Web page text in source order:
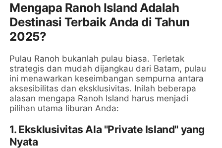
Mengapa Ranoh Island Adalah
Destinasi Terbaik Anda di Tahun
2025?
Pulau Ranoh bukanlah pulau biasa. Terletak
strategis dan mudah dijangkau dari Batam, pulau
ini menawarkan keseimbangan sempurna antara
aksesibilitas dan eksklusivitas. Inilah beberapa
alasan mengapa Ranoh Island harus menjadi
pilihan utama liburan Anda:
1. Eksklusivitas Ala "Private Island" yang
Nyata